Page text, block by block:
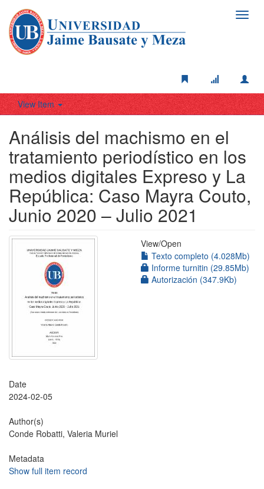
View Item
Análisis del machismo en el
tratamiento periodístico en los
medios digitales Expreso y La
República: Caso Mayra Couto,
Junio 2020 – Julio 2021
View/Open
Texto completo (4.028Mb)
Informe turnitin (29.85Mb)
Autorización (347.9Kb)
Date
2024-02-05
Author(s)
Conde Robatti, Valeria Muriel
Metadata
Show full item record